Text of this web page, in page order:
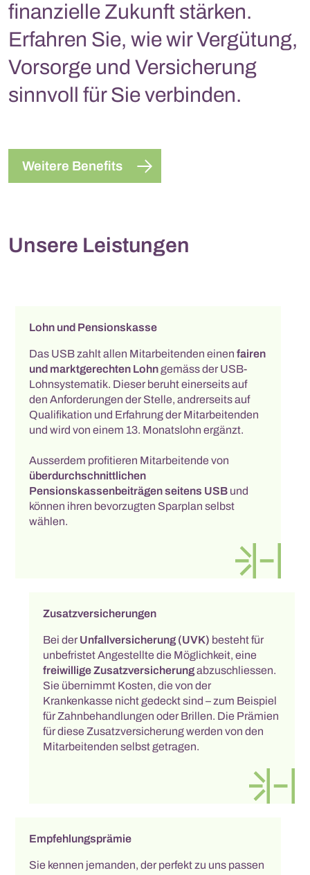
finanzielle Zukunft stärken.
Erfahren Sie, wie wir Vergütung,
Vorsorge und Versicherung
sinnvoll für Sie verbinden.
Weitere Benefits
Unsere Leistungen
Lohn und Pensionskasse
Das USB zahlt allen Mitarbeitenden einen fairen
und marktgerechten Lohngemäss der USB-
Lohnsystematik. Dieser beruht einerseits auf
den Anforderungen der Stelle, andrerseits auf
Qualifikation und Erfahrung der Mitarbeitenden
und wird von einem 13. Monatslohn ergänzt.
Ausserdem profitieren Mitarbeitende von
überdurchschnittlichen
Pensionskassenbeiträgen seitens USB und
können ihren bevorzugten Sparplan selbst
wählen.
Zusatzversicherungen
Bei der Unfallversicherung (UVK) besteht für
unbefristet Angestellte die Möglichkeit, eine
freiwillige Zusatzversicherungabzuschliessen.
Sie übernimmt Kosten, die von der
Krankenkasse nicht gedeckt sind – zum Beispiel
für Zahnbehandlungen oder Brillen. Die Prämien
für diese Zusatzversicherung werden von den
Mitarbeitenden selbst getragen.
Empfehlungsprämie
Sie kennen jemanden, der perfekt zu uns passen